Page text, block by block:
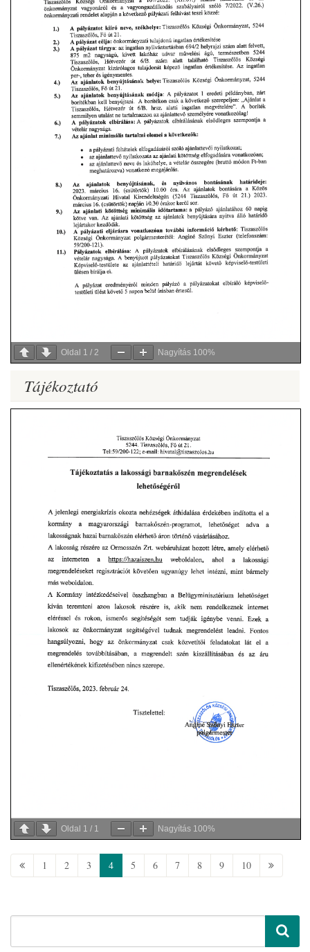
Oldal 1 / 2 Nagyítás 100%
Tájékoztató
Oldal 1 / 1 Nagyítás 100%
1 2 3 4 5 6 7 8 9 10